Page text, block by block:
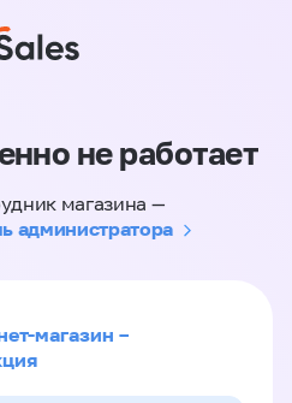
не работает
магазина —
администратора
магазин –